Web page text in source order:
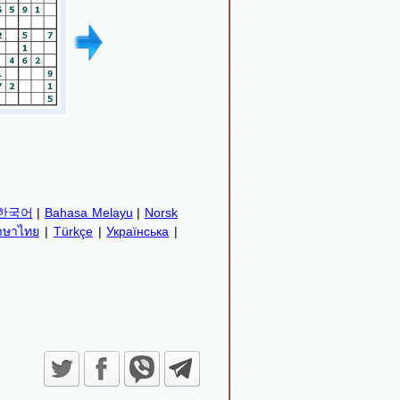
국어 | Bahasa Melayu | Norsk
าไทย | Türkçe|Українська |